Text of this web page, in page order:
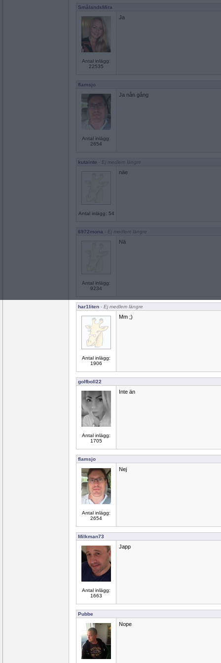
SmålandsMira
Antal inlägg:
22535
Ja
flamsjo
Antal inlägg:
2654
Ja nån gång
kutainte - Ej medlem längre
Antal inlägg: 54
näe
6972mona - Ej medlem längre
Antal inlägg:
9234
Nä
har1liten - Ej medlem längre
Antal inlägg:
1906
Mm ;)
golfboll22
Antal inlägg:
1705
Inte än
flamsjo
Antal inlägg:
2654
Nej
Milkman73
Antal inlägg:
1663
Japp
Pubbe
Nope